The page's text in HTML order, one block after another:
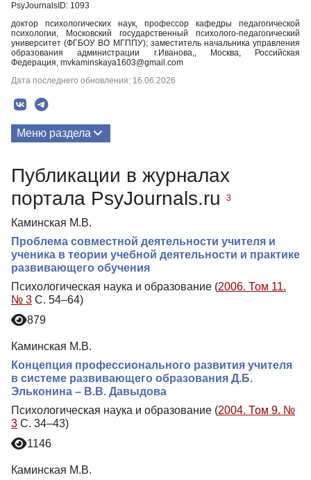
PsyJournalsID: 1093
доктор психологических наук, профессор кафедры педагогической
психологии, Московский государственный психолого-педагогический
университет (ФГБОУ ВО МГППУ); заместитель начальника управления
образования администрации г.Иванова,, Москва, Российская
Федерация, mvkaminskaya1603@gmail.com
Дата последнего обновления: 16.06.2026
Меню раздела
Публикации в журналах
портала PsyJournals.ru
3
Каминская М.В.
Проблема совместной деятельности учителя и
ученика в теории учебной деятельности и практике
развивающего обучения
Психологическая наука и образование (2006. Том 11.
№ 3 С. 54–64)
879
Каминская М.В.
Концепция профессионального развития учителя
в системе развивающего образования Д.Б.
Эльконина – В.В. Давыдова
Психологическая наука и образование (2004. Том 9. №
3 С. 34–43)
1146
Каминская М.В.